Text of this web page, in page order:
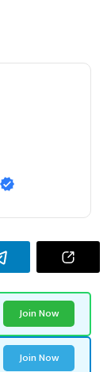
Join Now
Join Now